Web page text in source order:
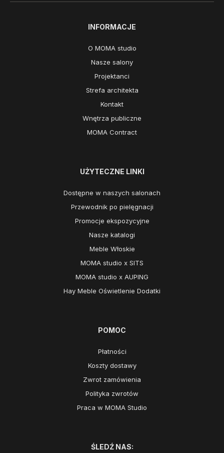
INFORMACJE
O MOMA studio
Nasze salony
Projektanci
Strefa architekta
Kontakt
Wnętrza publiczne
MOMA Contract
UŻYTECZNE LINKI
Dostępne w naszych salonach
Przewodnik po pielęgnacji
Promocje ekspozycyjne
Nasze katalogi
Meble Włoskie
MOMA studio x SITS
MOMA studio x AUPING
Hay Meble Oświetlenie Dodatki
POMOC
Płatności
Koszty dostawy
Zwrot zamówienia
Polityka zwrotów
Praca w MOMA Studio
ŚLEDŹ NAS: